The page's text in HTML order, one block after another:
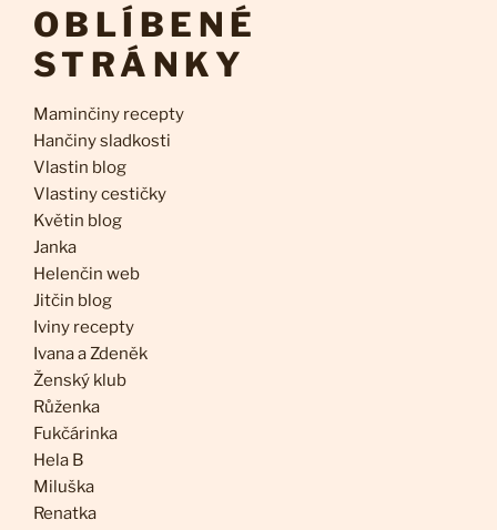
OBLÍBENÉ
STRÁNKY
Maminčiny recepty
Hančiny sladkosti
Vlastin blog
Vlastiny cestičky
Květin blog
Janka
Helenčin web
Jitčin blog
Iviny recepty
Ivana a Zdeněk
Ženský klub
Růženka
Fukčárinka
Hela B
Miluška
Renatka